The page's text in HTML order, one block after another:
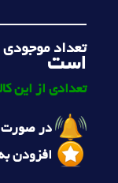
تعداد موجودی
است
تعدادی از این
در صورت
افزودن